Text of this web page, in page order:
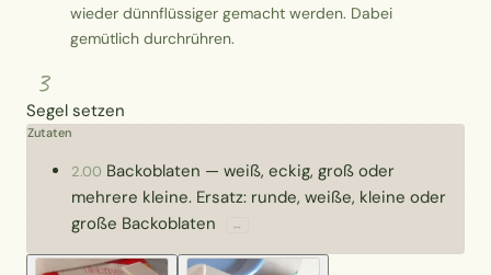
wieder dünnflüssiger gemacht werden. Dabei
gemütlich durchrühren.
3
Segel setzen
Zutaten
2.00 Backoblaten — weiß, eckig, groß oder
mehrere kleine. Ersatz: runde, weiße, kleine oder
große Backoblaten
↔